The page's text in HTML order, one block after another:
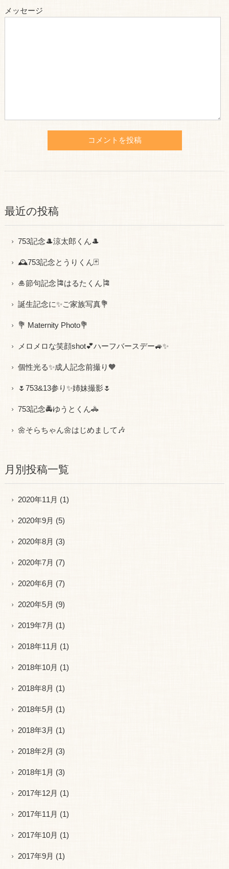
メッセージ
最近の投稿
753記念🎩涼太郎くん🎩
🕰753記念とうりくん🃏
🎍節句記念🎏はるたくん🎏
誕生記念に✨ご家族写真💐
💐 Maternity Photo💐
メロメロな笑顔shot💕ハーフバースデー🚙✨
個性光る✨成人記念前撮り🧡
🌷753&13参り✨姉妹撮影🌷
753記念🚔ゆうとくん🚓
🌼そらちゃん🌼はじめまして🎶
月別投稿一覧
2020年11月 (1)
2020年9月 (5)
2020年8月 (3)
2020年7月 (7)
2020年6月 (7)
2020年5月 (9)
2019年7月 (1)
2018年11月 (1)
2018年10月 (1)
2018年8月 (1)
2018年5月 (1)
2018年3月 (1)
2018年2月 (3)
2018年1月 (3)
2017年12月 (1)
2017年11月 (1)
2017年10月 (1)
2017年9月 (1)